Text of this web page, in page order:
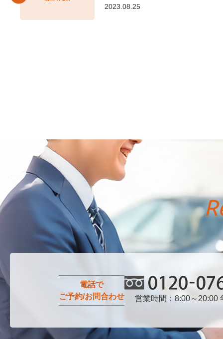
2023.08.25
電話で
ご予約/お問合わせ
0120-076-750
営業時間：8:00～20:00